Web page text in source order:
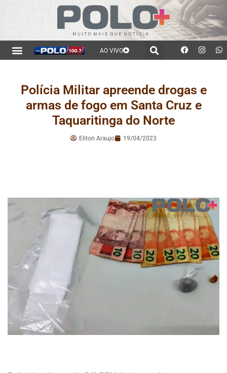
AO VIVO
Polícia Militar apreende drogas e
armas de fogo em Santa Cruz e
Taquaritinga do Norte
Eliton Araujo 19/04/2023